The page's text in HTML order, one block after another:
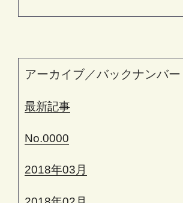
アーカイブ／バックナンバー
最新記事
No.0000
2018年03月